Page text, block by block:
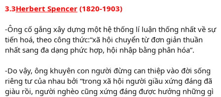
3.3Herbert Spencer (1820-1903)
-Ông cố gắng xây dựng một hệ thống lí luận thống nhất về sự
tiến hoá, theo công thức:“xã hội chuyển từ đơn giản thuần
nhất sang đa dạng phức hợp, hội nhập bằng phân hóa”.
-Do vậy, ông khuyên con người đừng can thiệp vào đời sống
riêng tư của nhau bởi “trong xã hội người giầu xứng đáng đã
giàu rồi, người nghèo cũng xứng đáng được hưởng những gì